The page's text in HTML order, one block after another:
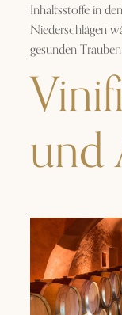
Inhaltsstoffe in
Niederschlägen
gesunden
und